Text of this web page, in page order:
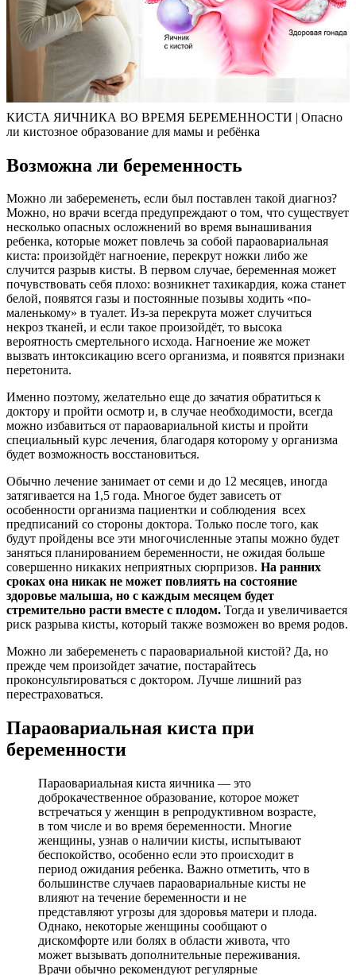
КИСТА ЯИЧНИКА ВО ВРЕМЯ БЕРЕМЕННОСТИ | Опасно
ли кистозное образование для мамы и ребёнка
Возможна ли беременность
Можно ли забеременеть, если был поставлен такой диагноз?
Можно, но врачи всегда предупреждают о том, что существует
несколько опасных осложнений во время вынашивания
ребенка, которые может повлечь за собой параовариальная
киста: произойдёт нагноение, перекрут ножки либо же
случится разрыв кисты. В первом случае, беременная может
почувствовать себя плохо: возникнет тахикардия, кожа станет
белой, появятся газы и постоянные позывы ходить «по-
маленькому» в туалет. Из-за перекрута может случиться
некроз тканей, и если такое произойдёт, то высока
вероятность смертельного исхода. Нагноение же может
вызвать интоксикацию всего организма, и появятся признаки
перетонита.
Именно поэтому, желательно еще до зачатия обратиться к
доктору и пройти осмотр и, в случае необходимости, всегда
можно избавиться от параовариальной кисты и пройти
специальный курс лечения, благодаря которому у организма
будет возможность восстановиться.
Обычно лечение занимает от семи и до 12 месяцев, иногда
затягивается на 1,5 года. Многое будет зависеть от
особенности организма пациентки и соблюдения всех
предписаний со стороны доктора. Только после того, как
будут пройдены все эти многочисленные этапы можно будет
заняться планированием беременности, не ожидая больше
совершенно никаких неприятных сюрпризов. На ранних
сроках она никак не может повлиять на состояние
здоровье малыша, но с каждым месяцем будет
стремительно расти вместе с плодом. Тогда и увеличивается
риск разрыва кисты, который также возможен во время родов.
Можно ли забеременеть с параовариальной кистой? Да, но
прежде чем произойдет зачатие, постарайтесь
проконсультироваться с доктором. Лучше лишний раз
перестраховаться.
Параовариальная киста при
беременности
Параовариальная киста яичника — это
доброкачественное образование, которое может
встречаться у женщин в репродуктивном возрасте,
в том числе и во время беременности. Многие
женщины, узнав о наличии кисты, испытывают
беспокойство, особенно если это происходит в
период ожидания ребенка. Важно отметить, что в
большинстве случаев параовариальные кисты не
влияют на течение беременности и не
представляют угрозы для здоровья матери и плода.
Однако, некоторые женщины сообщают о
дискомфорте или болях в области живота, что
может вызывать дополнительные переживания.
Врачи обычно рекомендуют регулярные